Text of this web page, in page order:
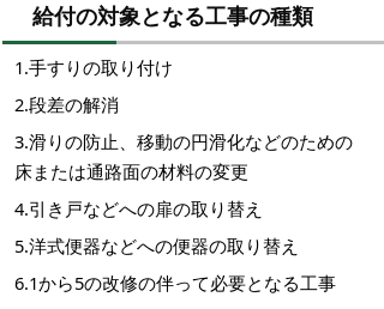
給付の対象となる工事の種類
1.手すりの取り付け
2.段差の解消
3.滑りの防止、移動の円滑化などのための
床または通路面の材料の変更
4.引き戸などへの扉の取り替え
5.洋式便器などへの便器の取り替え
6.1から5の改修の伴って必要となる工事